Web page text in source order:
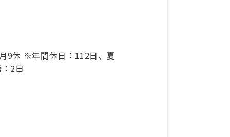
9休 ※年間休日：112日、夏
2日